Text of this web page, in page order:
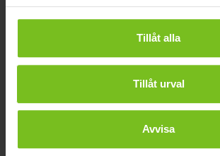
Tillåt alla
Tillåt urval
Avvisa